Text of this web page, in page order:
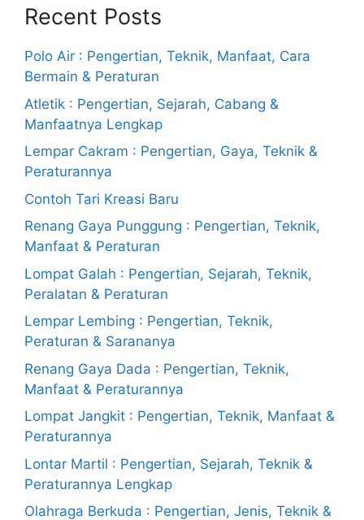
Recent Posts
Polo Air : Pengertian, Teknik, Manfaat, Cara
Bermain & Peraturan
Atletik : Pengertian, Sejarah, Cabang &
Manfaatnya Lengkap
Lempar Cakram : Pengertian, Gaya, Teknik &
Peraturannya
Contoh Tari Kreasi Baru
Renang Gaya Punggung : Pengertian, Teknik,
Manfaat & Peraturan
Lompat Galah : Pengertian, Sejarah, Teknik,
Peralatan & Peraturan
Lempar Lembing : Pengertian, Teknik,
Peraturan & Sarananya
Renang Gaya Dada : Pengertian, Teknik,
Manfaat & Peraturannya
Lompat Jangkit : Pengertian, Teknik, Manfaat &
Peraturannya
Lontar Martil : Pengertian, Sejarah, Teknik &
Peraturannya Lengkap
Olahraga Berkuda : Pengertian, Jenis, Teknik &